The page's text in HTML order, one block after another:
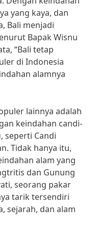
yang kaya, dan
Bali menjadi
Bapak Wisnu
“Bali tetap
di Indonesia
alamnya
lainnya adalah
keindahan candi-
seperti Candi
Tidak hanya itu,
alam yang
dan Gunung
seorang pakar
tarik tersendiri
sejarah, dan alam